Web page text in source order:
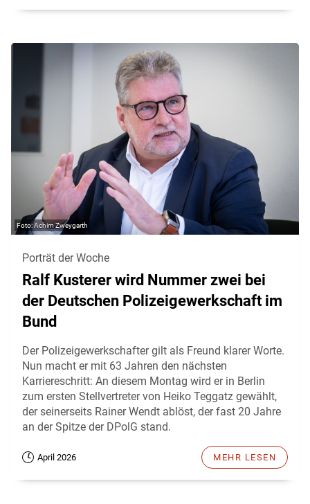
Achim Zweygarth
Porträt der Woche
Ralf Kusterer wird Nummer zwei bei
der Deutschen Polizeigewerkschaft im
Bund
Der Polizeigewerkschafter gilt als Freund klarer Worte.
Nun macht er mit 63 Jahren den nächsten
Karriereschritt: An diesem Montag wird er in Berlin
zum ersten Stellvertreter von Heiko Teggatz gewählt,
der seinerseits Rainer Wendt ablöst, der fast 20 Jahre
an der Spitze der DPolG stand.
April 2026 MEHR LESEN